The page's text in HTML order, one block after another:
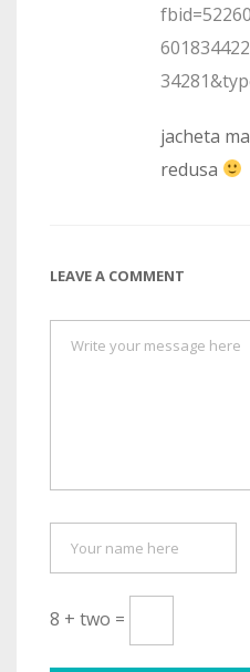
jacheta
redusa
LEAVE A COMMENT
8 + two =